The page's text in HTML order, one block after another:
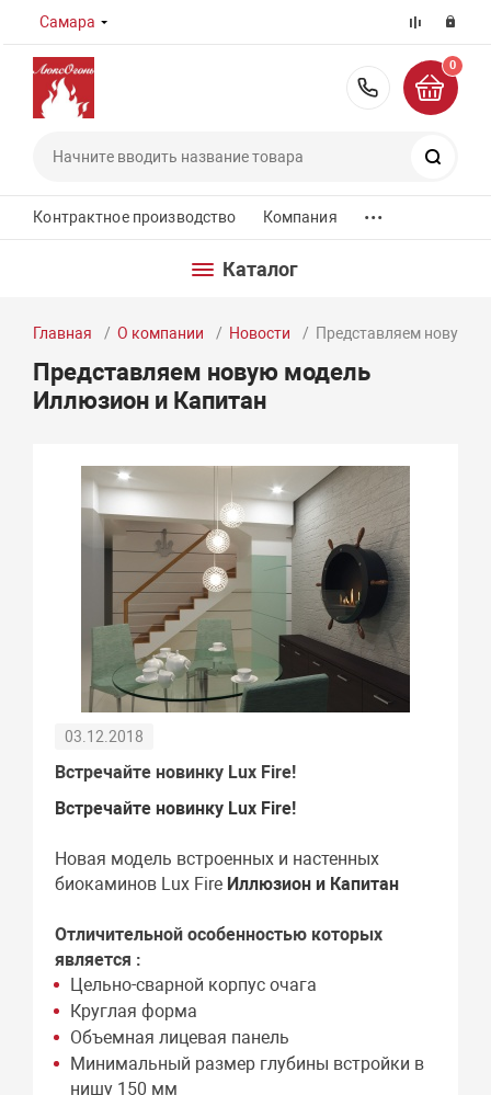
Самара
8 (800)
0
Контрактное производство Компания ...
Каталог
Главная О компании Новости Представляем новую
Представляем новую модель
Иллюзион и Капитан
03.12.2018
Встречайте новинку Lux Fire!
Встречайте новинку Lux Fire!
Новая модель встроенных и настенных
биокаминов Lux Fire Иллюзион и Капитан
Отличительной особенностью которых
является :
Цельно-сварной корпус очага
Круглая форма
Объемная лицевая панель
Минимальный размер глубины встройки в
нишу 150 мм